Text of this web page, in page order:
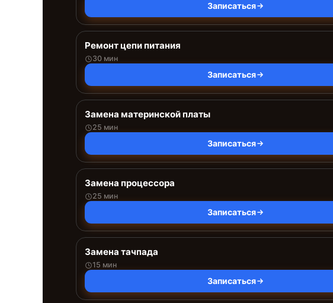
Записаться
Ремонт цепи питания
30 мин
Записаться
Замена материнской платы
25 мин
Записаться
Замена процессора
25 мин
Записаться
Замена тачпада
15 мин
Записаться